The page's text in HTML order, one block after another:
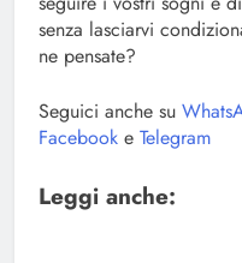
senza lasciarvi
ne pensate?
Seguici anche su
Facebook e Telegram
Leggi anche: